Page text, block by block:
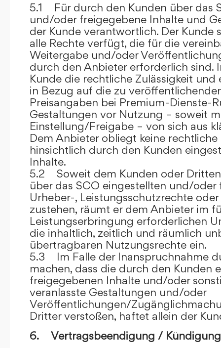
5.1 Für durch den Kunden über das
und/oder freigegebene Inhalte und
der Kunde verantwortlich. Der Kunde
alle Rechte verfügt, die für die
Weitergabe und/oder
durch den Anbieter erforderlich sind.
Kunde die rechtliche Zulässigkeit
in Bezug auf die zu
Preisangaben bei Premium-Dienste-
Gestaltungen vor Nutzung – soweit
Einstellung/Freigabe – von sich aus
Dem Anbieter obliegt keine
hinsichtlich durch den Kunden
Inhalte.
5.2 Soweit dem Kunden oder
über das SCO eingestellten und/
Urheber-, Leistungsschutzrechte
zustehen, räumt er dem Anbieter im
Leistungserbringung erforderlichen
die inhaltlich, zeitlich und räumlich
übertragbaren Nutzungsrechte ein.
5.3 Im Falle der Inanspruchnahme
machen, dass die durch den Kunden
freigegebenen Inhalte und/oder
veranlasste Gestaltungen und/oder
Veröffentlichungen/
Dritter verstoßen, haftet allein der
6. Vertragsbeendigung / Kündigung